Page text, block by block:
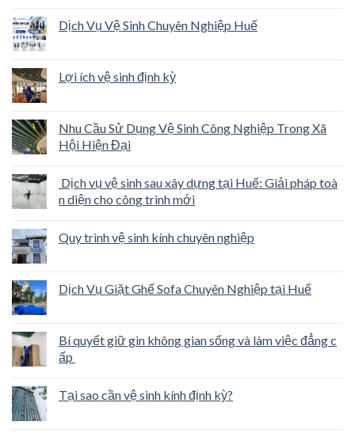
Dịch Vụ Vệ Sinh Chuyên Nghiệp Huế
Lợi ích vệ sinh định kỳ
Nhu Cầu Sử Dụng Vệ Sinh Công Nghiệp Trong Xã
Hội Hiện Đại
Dịch vụ vệ sinh sau xây dựng tại Huế: Giải pháp toà
n diện cho công trình mới
Quy trình vệ sinh kính chuyên nghiệp
Dịch Vụ Giặt Ghế Sofa Chuyên Nghiệp tại Huế
Bí quyết giữ gìn không gian sống và làm việc đẳng c
ấp
Tại sao cần vệ sinh kính định kỳ?